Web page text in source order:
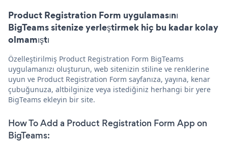
Product Registration Form uygulamasını
BigTeams sitenize yerleştirmek hiç bu kadar kolay
olmamıştı
Özelleştirilmiş Product Registration Form BigTeams
uygulamanızı oluşturun, web sitenizin stiline ve renklerine
uyun ve Product Registration Form sayfanıza, yayına, kenar
çubuğunuza, altbilginize veya istediğiniz herhangi bir yere
BigTeams ekleyin bir site.
How To Add a Product Registration Form App on
BigTeams: